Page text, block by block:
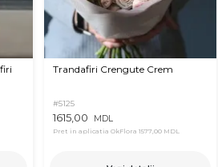
Trandafiri Crengute Crem
#5125
1615,00 MDL
Pret in aplicatia OkFlora 1577,00 MDL